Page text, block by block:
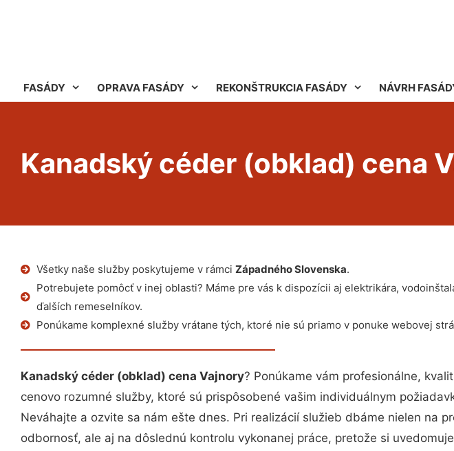
FASÁDY OPRAVA FASÁDY REKONŠTRUKCIA FASÁDY NÁVRH
Kanadský céder (obklad) cena
Všetky naše služby poskytujeme v rámci Západného Slovenska.
Potrebujete pomôcť v inej oblasti? Máme pre vás k dispozícii aj elektrikára,
ďalších remeselníkov.
Ponúkame komplexné služby vrátane tých, ktoré nie sú priamo v ponuke webovej
Kanadský céder (obklad) cena Vajnory? Ponúkame vám profesionálne,
cenovo rozumné služby, ktoré sú prispôsobené vašim individuálnym
Neváhajte a ozvite sa nám ešte dnes. Pri realizácií služieb dbáme nielen na
odbornosť, ale aj na dôslednú kontrolu vykonanej práce, pretože si